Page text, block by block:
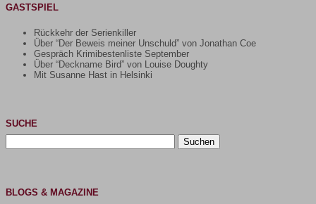
GASTSPIEL
Rückkehr der Serienkiller
Über “Der Beweis meiner Unschuld” von Jonathan Coe
Gespräch Krimibestenliste September
Über “Deckname Bird” von Louise Doughty
Mit Susanne Hast in Helsinki
SUCHE
Suchen
nach:
BLOGS & MAGAZINE